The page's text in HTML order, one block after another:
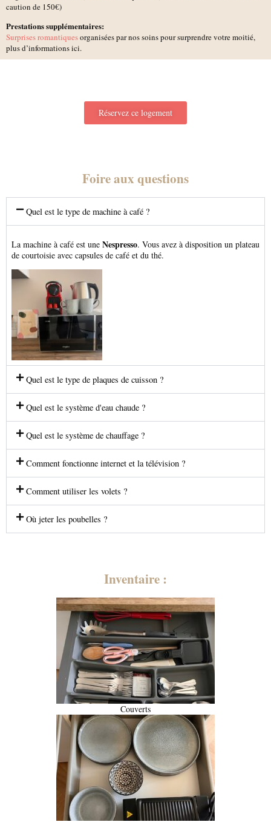
caution de 150€)
Prestations supplémentaires:
Surprises romantiquesorganisées par nos soins pour surprendre votre moitié,
plus d’informations ici.
Réservez ce logement
Foire aux questions
Quel est le type de machine à café ?
La machine à café est une Nespresso. Vous avez à disposition un plateau
de courtoisie avec capsules de café et du thé.
Quel est le type de plaques de cuisson ?
Quel est le système d'eau chaude ?
Quel est le système de chauffage ?
Comment fonctionne internet et la télévision ?
Comment utiliser les volets ?
Où jeter les poubelles ?
Inventaire :
Couverts